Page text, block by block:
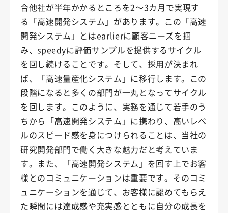
合他社が半年かかるところを2～3カ月で実現す
る「高速開発システム」があります。この「高速
開発システム」とはearlierに顧客ニーズを掴
み、speedyに評価サンプルを提供するサイクル
を回し続けることです。そして、採用が決まれ
ば、「高速量産化システム」に移行します。この
段階になると多くの部門が一丸となってサイクル
を回します。このように、実務を通じて若手のう
ちから「高速開発システム」に携わり、高いレベ
ルのスピード感を身につけられることは、当社の
研究開発部門で働く大きな魅力だと考えていま
す。また、「高速開発システム」を回す上でお客
様とのコミュニケーションは重要です。そのコミ
ュニケーションを通じて、お客様に認めてもらえ
た瞬間には達成感や充実感とともに自分の成長を